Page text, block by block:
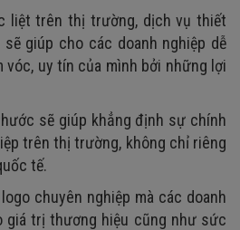
liệt trên thị trường, dịch vụ thiết
giúp cho các doanh nghiệp dễ
vóc, uy tín của mình bởi những lợi
sẽ giúp khẳng định sự chính
trên thị trường, không chỉ riêng
tế.
chuyên nghiệp mà các doanh
giá trị thương hiệu cũng như sức